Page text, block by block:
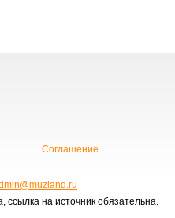
Соглашение
ссылка на источник обязательна.